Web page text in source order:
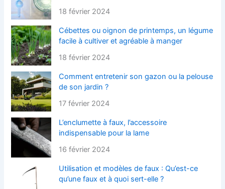
18 février 2024
Cébettes ou oignon de printemps, un légume
facile à cultiver et agréable à manger
18 février 2024
Comment entretenir son gazon ou la pelouse
de son jardin ?
17 février 2024
L’enclumette à faux, l’accessoire
indispensable pour la lame
16 février 2024
Utilisation et modèles de faux : Qu’est-ce
qu’une faux et à quoi sert-elle ?